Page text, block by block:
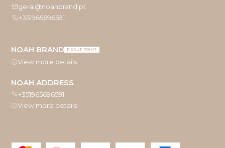
geral@noahbrand.pt
+351965696591
NOAH BRAND PICKUP POINT
View more details
NOAH ADDRESS
+351965696591
View more details